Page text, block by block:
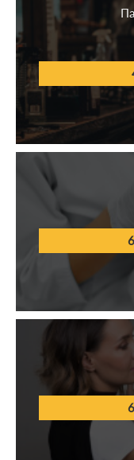
Искусство
Здравоохранение
Спорт
Право